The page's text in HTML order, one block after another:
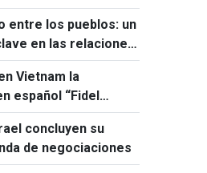
entre los pueblos: un
en las relaciones
y Australia
Vietnam la
español “Fidel
Obras Escogidas”
concluyen su
de negociaciones